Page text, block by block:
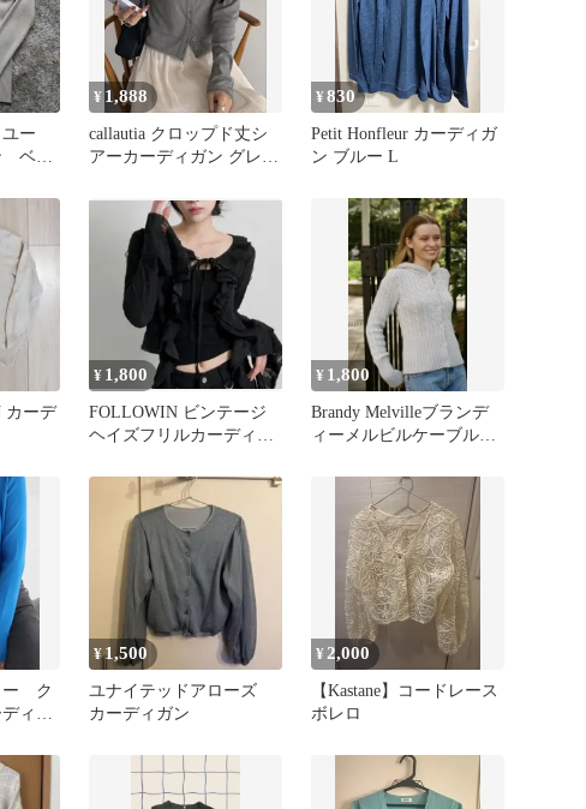
ー
ベー
¥ 1,888
callautia クロップド丈シ
アーカーディガン グレー
¥830
Petit Honfleur カーディガ
ン ブルー L
カーデ
¥ 1,800
FOLLOWIN ビンテージ
ヘイズフリルカーディガ
¥ 1,800
Brandy Melvilleブランデ
ィーメルビルケーブルニ
ー ク
ィガ
¥1,500
ユナイテッドアローズ
カーディガン
¥ 2,000
【Kastane】コードレース
ボレロ